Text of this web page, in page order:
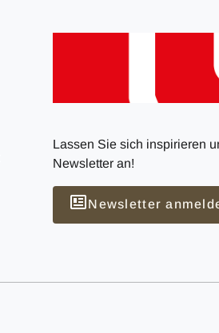
Lassen Sie sich inspirieren
Newsletter an!
Newsletter